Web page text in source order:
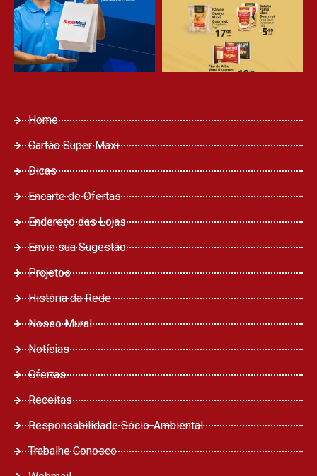
Home
Cartão Super Maxi
Dicas
Encarte de Ofertas
Endereço das Lojas
Envie sua Sugestão
Projetos
História da Rede
Nosso Mural
Notícias
Ofertas
Receitas
Responsabilidade Sócio-Ambiental
Trabalhe Conosco